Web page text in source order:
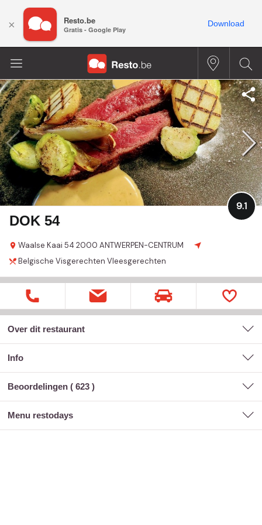
DOK 54
Waalse Kaai 54 2000 ANTWERPEN-CENTRUM
9.1
Belgische Visgerechten Vleesgerechten
Over dit restaurant
Info
Beoordelingen ( 623 )
menu restodays
× Resto.be
Gratis - Google Play
Download